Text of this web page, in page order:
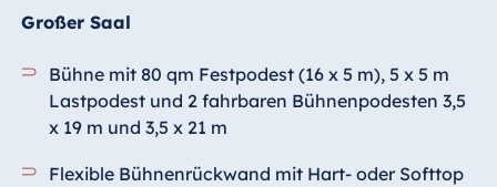
Großer Saal
Bühne mit 80 qm Festpodest (16 x 5 m), 5 x 5 m
Lastpodest und 2 fahrbaren Bühnenpodesten 3,5
x 19 m und 3,5 x 21 m
Flexible Bühnenrückwand mit Hart- oder Softtop